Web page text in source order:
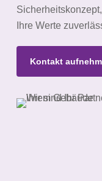
Ihre Werte
Kontakt